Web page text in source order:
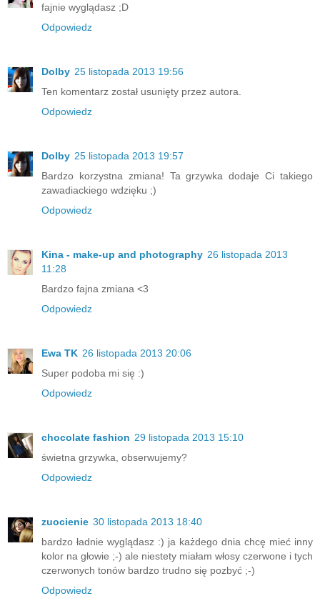
fajnie wyglądasz ;D
Odpowiedz
Dolby 25 listopada 2013 19:56
Ten komentarz został usunięty przez autora.
Odpowiedz
Dolby 25 listopada 2013 19:57
Bardzo korzystna zmiana! Ta grzywka dodaje Ci takiego
zawadiackiego wdzięku ;)
Odpowiedz
Kina - make-up and photography 26 listopada 2013
11:28
Bardzo fajna zmiana <3
Odpowiedz
Ewa TK 26 listopada 2013 20:06
Super podoba mi się :)
Odpowiedz
chocolate fashion 29 listopada 2013 15:10
świetna grzywka, obserwujemy?
Odpowiedz
zuocienie 30 listopada 2013 18:40
bardzo ładnie wyglądasz :) ja każdego dnia chcę mieć inny
kolor na głowie ;-) ale niestety miałam włosy czerwone i tych
czerwonych tonów bardzo trudno się pozbyć ;-)
Odpowiedz